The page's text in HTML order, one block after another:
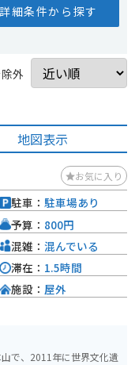
詳細条件から探す
外
地図表示
お気に入り
で、2011年に世界文化遺
駐車： 駐車場あり
予算： 800円
混雑： 混んでいる
滞在： 1.5時間
施設： 屋外